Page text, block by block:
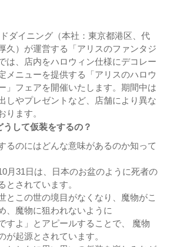
ダイニング（本社：東京都港区、代
久）が運営する「アリスのファンタジ
は、店内をハロウィン仕様にデコレー
メニューを提供する「アリスのハロウ
」フェアを開催いたします。期間中は
しやプレゼントなど、店舗により異な
ります。
して仮装をするの？
るのにはどんな意味があるのか知って
月31日は、日本のお盆のように死者の
とされています。
とこの世の境目がなくなり、魔物がこ
、魔物に狙われないように
すよ」とアピールすることで、 魔物
が起源とされています。